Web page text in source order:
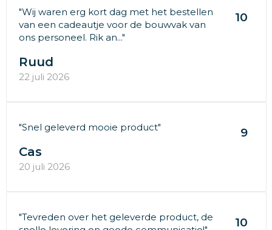
"Wij waren erg kort dag met het bestellen
van een cadeautje voor de bouwvak van
ons personeel. Rik an..."
10
Ruud
22 juli 2026
"Snel geleverd mooie product" 9
Cas
20 juli 2026
"Tevreden over het geleverde product, de
10